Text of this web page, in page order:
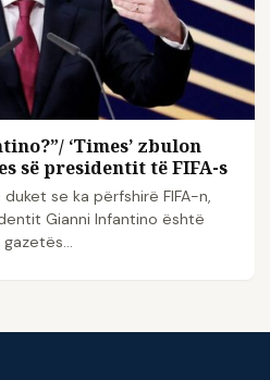
‘Times’ zbulon
së presidentit të FIFA-s
se ka përfshirë FIFA-n,
Gianni Infantino është
gazetës…